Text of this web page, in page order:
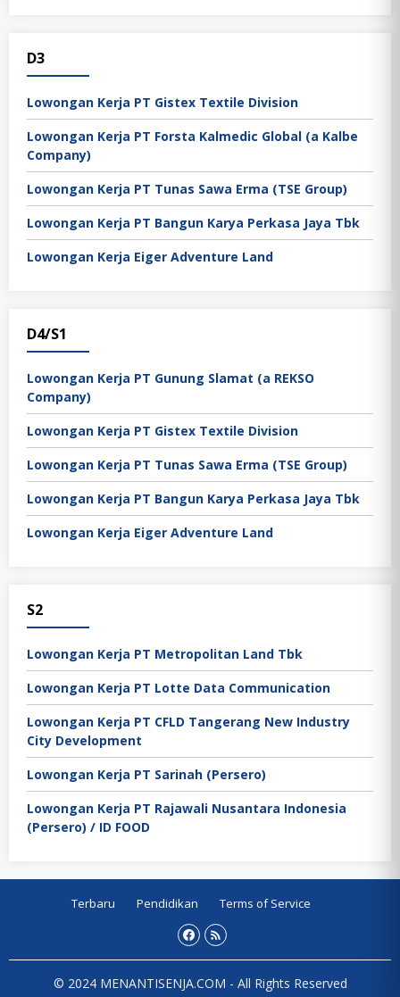
D3
Lowongan Kerja PT Gistex Textile Division
Lowongan Kerja PT Forsta Kalmedic Global (a Kalbe
Company)
Lowongan Kerja PT Tunas Sawa Erma (TSE Group)
Lowongan Kerja PT Bangun Karya Perkasa Jaya Tbk
Lowongan Kerja Eiger Adventure Land
D4/S1
Lowongan Kerja PT Gunung Slamat (a REKSO
Company)
Lowongan Kerja PT Gistex Textile Division
Lowongan Kerja PT Tunas Sawa Erma (TSE Group)
Lowongan Kerja PT Bangun Karya Perkasa Jaya Tbk
Lowongan Kerja Eiger Adventure Land
S2
Lowongan Kerja PT Metropolitan Land Tbk
Lowongan Kerja PT Lotte Data Communication
Lowongan Kerja PT CFLD Tangerang New Industry
City Development
Lowongan Kerja PT Sarinah (Persero)
Lowongan Kerja PT Rajawali Nusantara Indonesia
(Persero) / ID FOOD
Terbaru Pendidikan Terms of Service
© 2024 MENANTISENJA.COM - All Rights Reserved